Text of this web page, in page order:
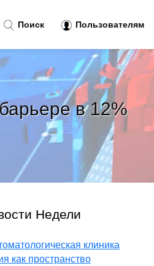
в 12%
Недели
клиника
как пространство
Поиск Пользователям